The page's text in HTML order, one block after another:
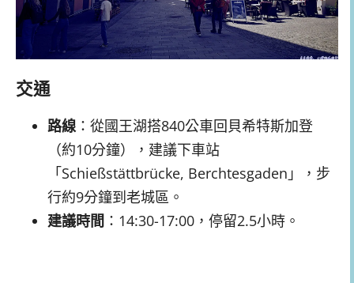
交通
路線：從國王湖搭840公車回貝希特斯加登
（約10分鐘），建議下車站
「Schießstättbrücke, Berchtesgaden」，步
行約9分鐘到老城區。
建議時間 ：14:30-17:00，停留2.5小時。